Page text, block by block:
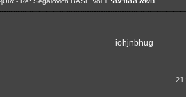
iohjnbhug